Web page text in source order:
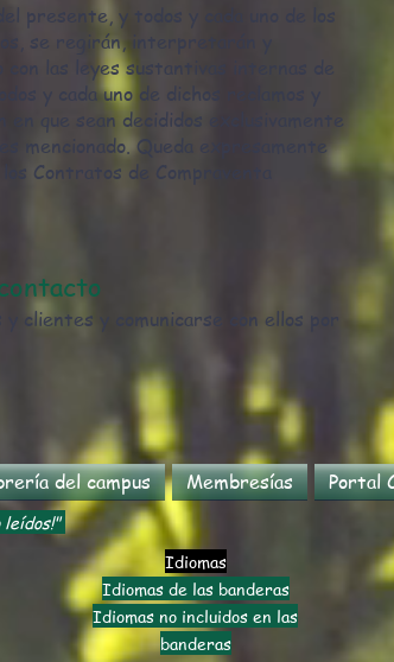
presente, y todos y cada uno de los
se regirán, interpretarán y
las leyes sustantivas internas de
y cada uno de dichos reclamos y
que sean decididos exclusivamente
mencionado. Queda expresamente
Contratos de Compraventa
clientes y comunicarse con ellos por
del campus Membresías Portal
leídos!"
Idiomas
Idiomas de las banderas
Idiomas no incluidos en las
banderas